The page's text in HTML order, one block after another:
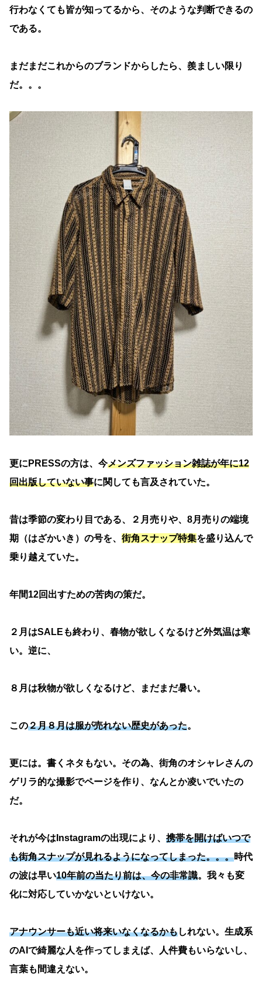
行わなくても皆が知ってるから、そのような判断できるの
である。
まだまだこれからのブランドからしたら、羨ましい限り
だ。。。
更にPRESSの方は、今メンズファッション雑誌が年に12
回出版していない事に関しても言及されていた。
昔は季節の変わり目である、２月売りや、8月売りの端境
期（はざかいき）の号を、 街角スナップ特集を盛り込んで
乗り越えていた。
年間12回出すための苦肉の策だ。
２月はSALEも終わり、春物が欲しくなるけど外気温は寒
い。逆に、
８月は秋物が欲しくなるけど、まだまだ暑い。
この２月８月は服が売れない歴史があった。
更には。書くネタもない。その為、街角のオシャレさんの
ゲリラ的な撮影でページを作り、なんとか凌いでいたの
だ。
それが今はInstagramの出現により、 携帯を開けばいつで
も街角スナップが見れるようになってしまった。。。時代
の波は早い10年前の当たり前は、今の非常識。我々も変
化に対応していかないといけない。
アナウンサーも近い将来いなくなるかもしれない。生成系
のAIで綺麗な人を作ってしまえば、人件費もいらないし、
言葉も間違えない。